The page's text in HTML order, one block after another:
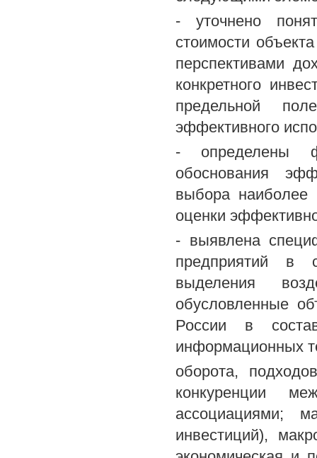
- уточнено
стоимости
перспективами
конкретного
предельной
эффективного
- определены
обоснования
выбора наиболее
оценки
- выявлена
предприятий в
выделения
обусловленные
России в
информационных
оборота,
конкуренции
ассоциациями;
инвестиций),